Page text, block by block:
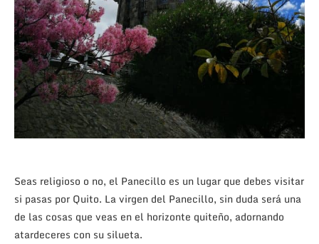
Seas religioso o no, el Panecillo es un lugar que debes visitar
si pasas por Quito. La virgen del Panecillo, sin duda será una
de las cosas que veas en el horizonte quiteño, adornando
atardeceres con su silueta.